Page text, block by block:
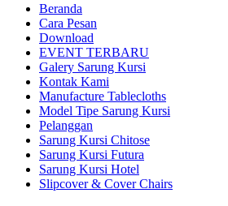
Beranda
Cara Pesan
Download
EVENT TERBARU
Galery Sarung Kursi
Kontak Kami
Manufacture Tablecloths
Model Tipe Sarung Kursi
Pelanggan
Sarung Kursi Chitose
Sarung Kursi Futura
Sarung Kursi Hotel
Slipcover & Cover Chairs